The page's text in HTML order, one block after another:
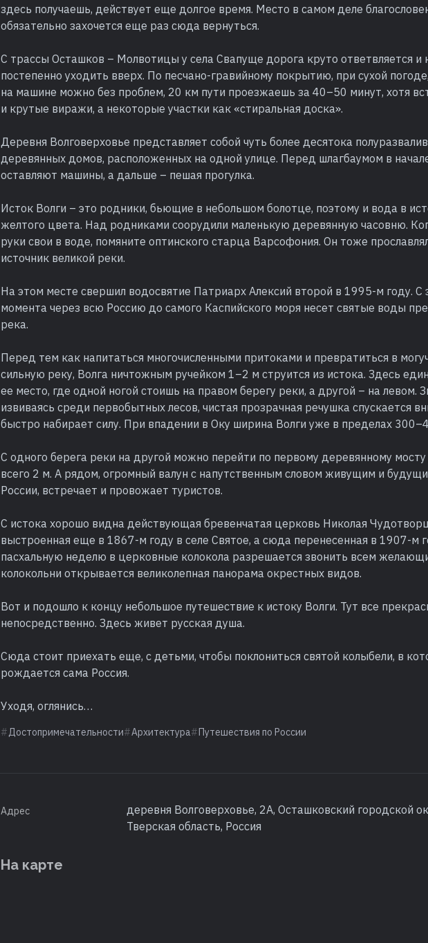
здесь получаешь, действует еще долгое время. Место в самом деле
обязательно захочется еще раз сюда вернуться.
С трассы Осташков – Молвотицы у села Свапуще дорога круто ответвляется и
постепенно уходить вверх. По песчано-гравийному покрытию, при сухой
на машине можно без проблем, 20 км пути проезжаешь за 40–50 минут, хотя
и крутые виражи, а некоторые участки как «стиральная доска».
Деревня Волговерховье представляет собой чуть более десятока
деревянных домов, расположенных на одной улице. Перед шлагбаумом в
оставляют машины, а дальше – пешая прогулка.
Исток Волги – это родники, бьющие в небольшом болотце, поэтому и вода в
желтого цвета. Над родниками соорудили маленькую деревянную часовню.
руки свои в воде, помяните оптинского старца Варсофония. Он тоже
источник великой реки.
На этом месте свершил водосвятие Патриарх Алексий второй в 1995-м году. С
момента через всю Россию до самого Каспийского моря несет святые воды
река.
Перед тем как напитаться многочисленными притоками и превратиться в
сильную реку, Волга ничтожным ручейком 1–2 м струится из истока. Здесь
ее место, где одной ногой стоишь на правом берегу реки, а другой – на левом.
извиваясь среди первобытных лесов, чистая прозрачная речушка спускается
быстро набирает силу. При впадении в Оку ширина Волги уже в пределах
С одного берега реки на другой можно перейти по первому деревянному
всего 2 м. А рядом, огромный валун с напутственным словом живущим и
России, встречает и провожает туристов.
С истока хорошо видна действующая бревенчатая церковь Николая
выстроенная еще в 1867-м году в селе Святое, а сюда перенесенная в 1907-м
пасхальную неделю в церковные колокола разрешается звонить всем
колокольни открывается великолепная панорама окрестных видов.
Вот и подошло к концу небольшое путешествие к истоку Волги. Тут все
непосредственно. Здесь живет русская душа.
Сюда стоит приехать еще, с детьми, чтобы поклониться святой колыбели, в
рождается сама Россия.
Уходя, оглянись…
Достопримечательности Архитектура Путешествия по России
Адрес
деревня Волговерховье, 2А, Осташковский городской
Тверская область, Россия
На карте